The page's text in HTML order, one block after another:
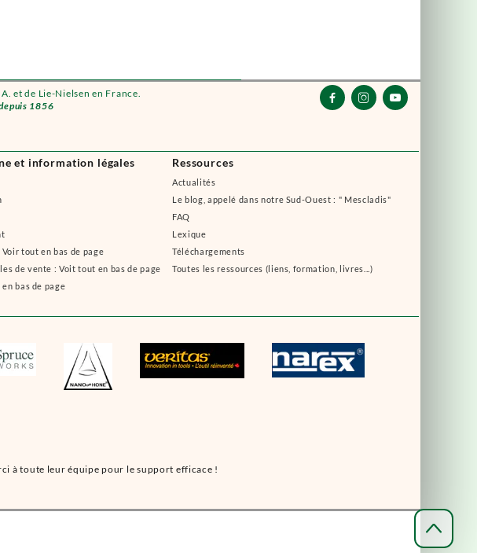
et de Lie-Nielsen en France.
1856
et information légales
tout en bas de page
de vente : Voit tout en bas de page
bas de page
Ressources
Actualités
Le blog, appelé dans notre Sud-Ouest : " Mescladis"
FAQ
Lexique
Téléchargements
Toutes les ressources (liens, formation, livres...)
à toute leur équipe pour le support efficace !
  